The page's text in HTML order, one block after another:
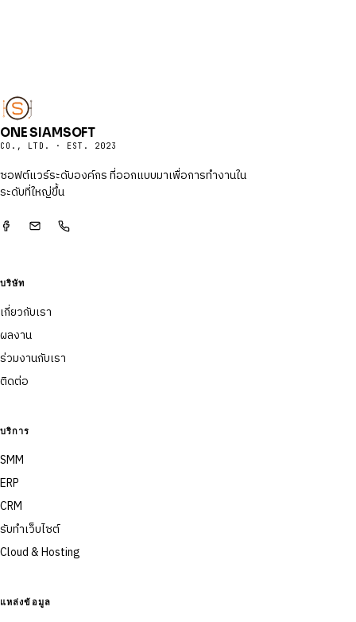
ONE SIAMSOFT
CO., LTD. · EST. 2023
ซอฟต์แวร์ระดับองค์กร ที่ออกแบบมาเพื่อการทำงานใน
ระดับที่ใหญ่ขึ้น
บริษัท
เกี่ยวกับเรา
ผลงาน
ร่วมงานกับเรา
ติดต่อ
บริการ
SMM
ERP
CRM
รับทำเว็บไซต์
Cloud & Hosting
แหล่งข้อมูล